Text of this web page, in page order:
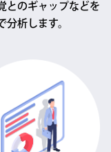
とのギャップなどを
分析します。